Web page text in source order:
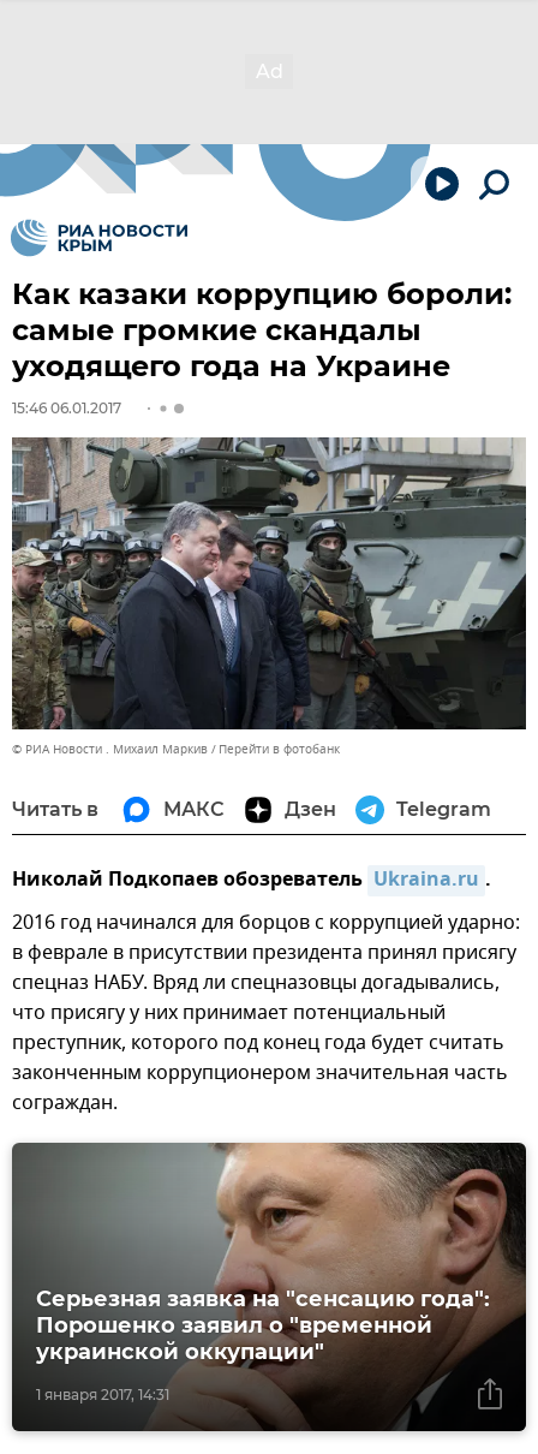
Как казаки коррупцию бороли:
самые громкие скандалы
уходящего года на Украине
15:46 06.01.2017
© РИА Новости . Михаил Маркив Перейти в фотобанк
Читать в МАКС Дзен Telegram
Николай Подкопаев обозреватель Ukraina.ru .
2016 год начинался для борцов с коррупцией ударно:
в феврале в присутствии президента принял присягу
спецназ НАБУ. Вряд ли спецназовцы догадывались,
что присягу у них принимает потенциальный
преступник, которого под конец года будет считать
законченным коррупционером значительная часть
сограждан.
1 января 2017, 14:31
Серьезная заявка на "сенсацию года":
Порошенко заявил о "временной
украинской оккупации"